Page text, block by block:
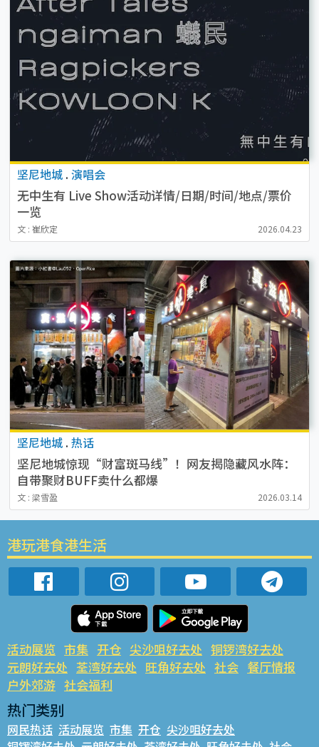
坚尼地城 . 演唱会
无中生有 Live Show活动详情/日期/时间/地点/票价
一览
文 : 崔欣定 2026.04.23
坚尼地城 . 热话
坚尼地城惊现“财富斑马线”！网友揭隐藏风水阵：
自带聚财BUFF卖什么都爆
文 : 梁雪盈 2026.03.14
港玩港食港生活
活动展览 市集 开仓 尖沙咀好去处 铜锣湾好去处
元朗好去处 荃湾好去处 旺角好去处 社会 餐厅情报
户外郊游 社会福利
热门类别
网民热话 活动展览 市集 开仓 尖沙咀好去处